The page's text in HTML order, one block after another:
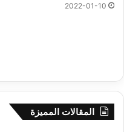
2022-01-10
المقالات المميزة